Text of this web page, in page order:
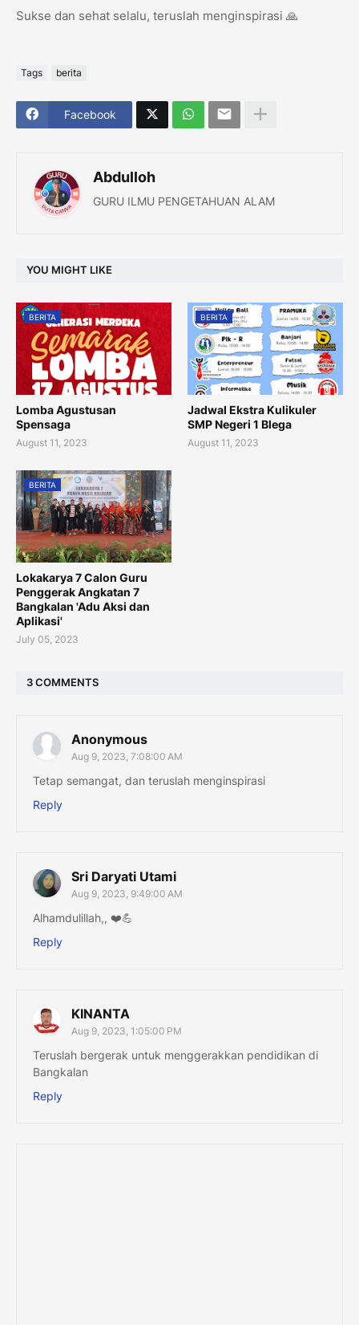
Sukse dan sehat selalu, teruslah menginspirasi 🙏
Tags berita
Facebook
Abdulloh
GURU ILMU PENGETAHUAN ALAM
YOU MIGHT LIKE
BERITA
Lomba Agustusan
Spensaga
August 11, 2023
BERITA
Jadwal Ekstra Kulikuler
SMP Negeri 1 Blega
August 11, 2023
BERITA
Lokakarya 7 Calon Guru
Penggerak Angkatan 7
Bangkalan 'Adu Aksi dan
Aplikasi'
July 05, 2023
3 COMMENTS
Anonymous
Aug 9, 2023, 7:08:00 AM
Tetap semangat, dan teruslah menginspirasi
Reply
Sri Daryati Utami
Aug 9, 2023, 9:49:00 AM
Alhamdulillah,, ❤️💪
Reply
KINANTA
Aug 9, 2023, 1:05:00 PM
Teruslah bergerak untuk menggerakkan pendidikan di
Bangkalan
Reply